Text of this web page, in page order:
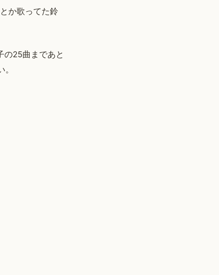
か歌ってた鈴
の25曲まであと